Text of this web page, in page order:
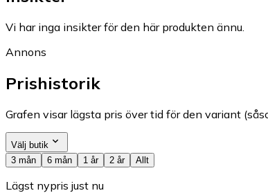
Vi har inga insikter för den här produkten ännu.
Annons
Prishistorik
Grafen visar lägsta pris över tid för den variant
Välj butik
3 mån
6 mån 1 år 2 år Allt
Lägst nypris just nu